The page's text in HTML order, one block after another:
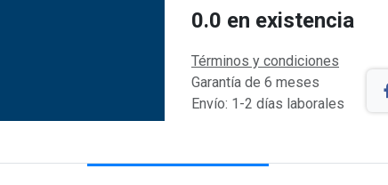
0.0 en existencia
Términos y condiciones
Garantía de 6 meses
Envío: 1-2 días laborales